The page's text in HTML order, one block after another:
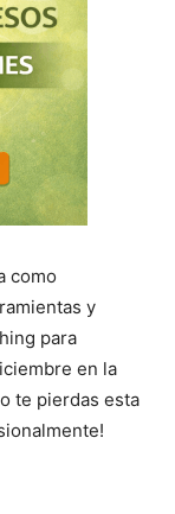
como
y
para
en la
te pierdas esta